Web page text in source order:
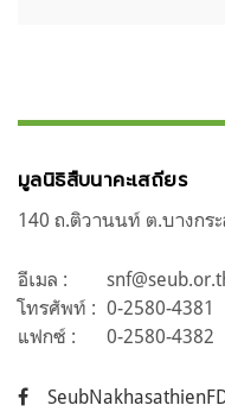
มูลนิธิสืบนาคะเสถียร
140 ถ.ติวานนท์ ต.บางกร
อีเมล :
โทรศัพท์ : 0-2580-4381
แฟกซ์ :
0-2580-4382